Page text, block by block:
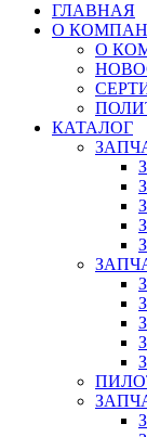
ГЛАВНАЯ
О
О
КАТАЛОГ